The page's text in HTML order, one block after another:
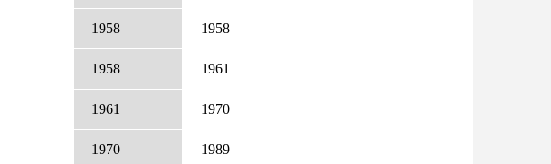
1958 1958
1958 1961
1961 1970
1970 1989